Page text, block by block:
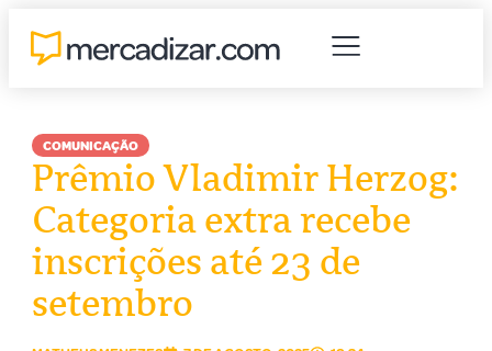
COMUNICAÇÃO
Prêmio Vladimir Herzog:
Categoria extra recebe
inscrições até 23 de
setembro